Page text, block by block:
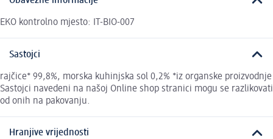
EKO kontrolno mjesto: IT-BIO-007
Sastojci
rajčice* 99,8%, morska kuhinjska sol 0,2% *iz organske proizvodnje
Sastojci navedeni na našoj Online shop stranici mogu se razlikovati
od onih na pakovanju.
Hranjive vrijednosti